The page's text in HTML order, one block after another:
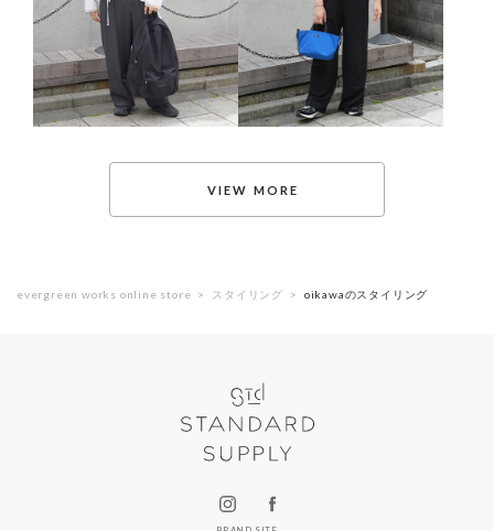
evergreen works online store スタイリング oikawaのスタイリング